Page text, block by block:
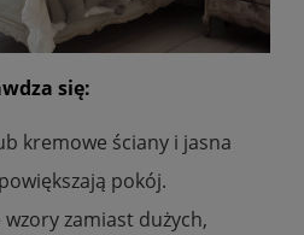
się:
kremowe ściany i jasna
pokój.
zamiast dużych,